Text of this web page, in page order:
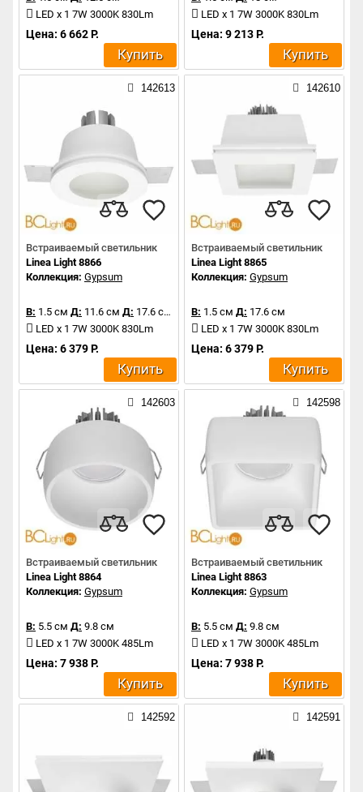
LED x 1 7W 3000K 830Lm
Цена: 6 662 Р.
Купить
LED x 1 7W 3000K 830Lm
Цена: 9 213 Р.
Купить
142613
Встраиваемый светильник
Linea Light 8866
Коллекция: Gypsum
В: 1.5 см Д: 11.6 см Д: 17.6 см
LED x 1 7W 3000K 830Lm
Цена: 6 379 Р.
Купить
142610
Встраиваемый светильник
Linea Light 8865
Коллекция: Gypsum
В: 1.5 см Д: 17.6 см
LED x 1 7W 3000K 830Lm
Цена: 6 379 Р.
Купить
142603
Встраиваемый светильник
Linea Light 8864
Коллекция: Gypsum
В: 5.5 см Д: 9.8 см
LED x 1 7W 3000K 485Lm
Цена: 7 938 Р.
Купить
142598
Встраиваемый светильник
Linea Light 8863
Коллекция: Gypsum
В: 5.5 см Д: 9.8 см
LED x 1 7W 3000K 485Lm
Цена: 7 938 Р.
Купить
142592 142591